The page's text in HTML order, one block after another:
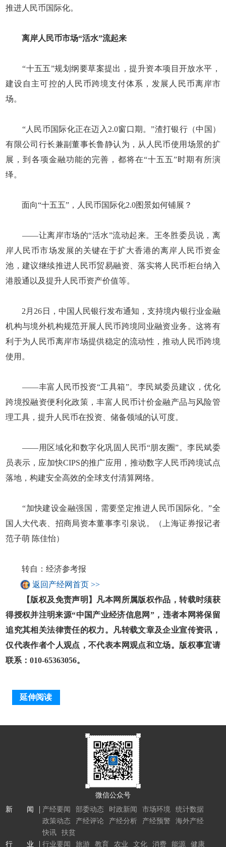
推进人民币国际化。
离岸人民币市场“活水”流起来
“十五五”规划纲要草案提出，提升资本项目开放水平，
建设自主可控的人民币跨境支付体系，发展人民币离岸市
场。
“人民币国际化正在迈入2.0窗口期。”渣打银行（中国）
有限公司行长兼副董事长鲁静认为，从人民币使用场景的扩
展，到各项金融功能的完善，都将在“十五五”时期有所演
绎。
面向“十五五”，人民币国际化2.0图景如何铺展？
——让离岸市场的“活水”流动起来。王冬胜委员说，离
岸人民币市场发展的关键在于扩大香港的离岸人民币资金
池，建议继续推进人民币贸易融资、落实将人民币柜台纳入
港股通以及提升人民币资产价值等。
2月26日，中国人民银行发布通知，支持境内银行业金融
机构与境外机构规范开展人民币跨境同业融资业务。这将有
利于为人民币离岸市场提供稳定的流动性，推动人民币跨境
使用。
——丰富人民币投资“工具箱”。李民斌委员建议，优化
跨境投融资便利化政策，丰富人民币计价金融产品与风险管
理工具，提升人民币在投资、储备领域的认可度。
——用区域化和数字化巩固人民币“朋友圈”。李民斌委
员表示，应加快CIPS的推广应用，推动数字人民币跨境试点
落地，构建安全高效的全球支付清算网络。
“加快建设金融强国，需要坚定推进人民币国际化。”全
国人大代表、招商局资本董事李引泉说。（上海证券报记者
范子萌 陈佳怡）
转自：经济参考报
返回产经网首页 >>
【版权及免责声明】凡本网所属版权作品，转载时须获
得授权并注明来源“中国产业经济信息网”，违者本网将保留
追究其相关法律责任的权力。凡转载文章及企业宣传资讯，
仅代表作者个人观点，不代表本网观点和立场。版权事宜请
联系：010-65363056。
延伸阅读
微信公众号
新 闻
产经要闻 部委动态 时政新闻 市场环境
统计数据
政策动态
产经评论 产经分析 产经预警
海外产经
快讯
扶贫
行 业
行业要闻 旅游 教育 农业 文化 消费 能源 健康